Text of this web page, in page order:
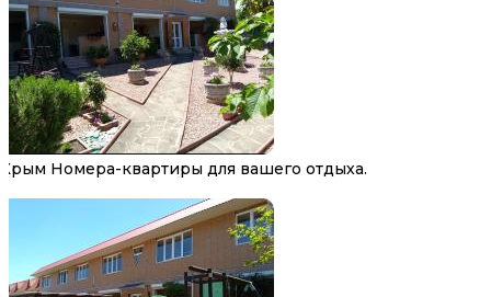
Крым Номера-квартиры для вашего отдыха.